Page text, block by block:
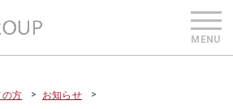
の方
お知らせ